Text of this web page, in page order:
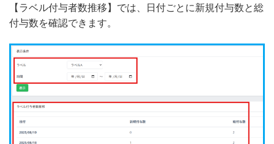
【ラベル付与者数推移】では、日付ごとに新規付与数と総
付与数を確認できます。